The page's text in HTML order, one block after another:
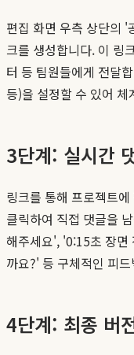
편집 화면 우측 상단의 '
크를 생성합니다. 이 링
터 등 팀원들에게 전달
등)을 설정할 수 있어
3단계: 실시간
링크를 통해 프로젝트
클릭하여 직접 댓글을
해주세요', '0:15초 장면
까요?' 등 구체적인 피
4단계: 최종 버